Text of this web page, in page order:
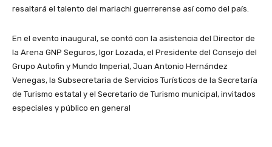
resaltará el talento del mariachi guerrerense así como del país.
En el evento inaugural, se contó con la asistencia del Director de
la Arena GNP Seguros, Igor Lozada, el Presidente del Consejo del
Grupo Autofin y Mundo Imperial, Juan Antonio Hernández
Venegas, la Subsecretaria de Servicios Turísticos de la Secretaría
de Turismo estatal y el Secretario de Turismo municipal, invitados
especiales y público en general